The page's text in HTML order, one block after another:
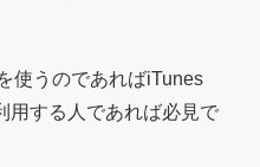
使うのであればiTunes
用する人であれば必見で